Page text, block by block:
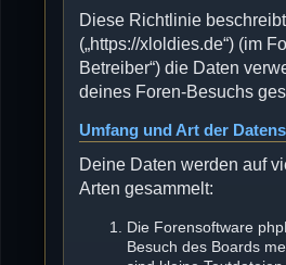
Diese Richtlinie
(„https://xloldies.de“) (im
Betreiber“) die Daten
deines Foren-Besuchs
Umfang und Art der
Deine Daten werden auf
Arten gesammelt:
Die Forensoftware
Besuch des Boards